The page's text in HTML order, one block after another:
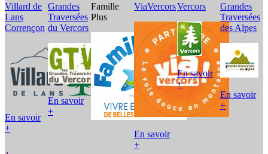
Villard de
Lans
Corrençon
En savoir
+
Grandes
Traversées
du Vercors
En savoir
+
Famille
Plus
ViaVercors
En savoir
+
Vercors
En savoir
+
Grandes
Traversées
des Alpes
En savoir
+